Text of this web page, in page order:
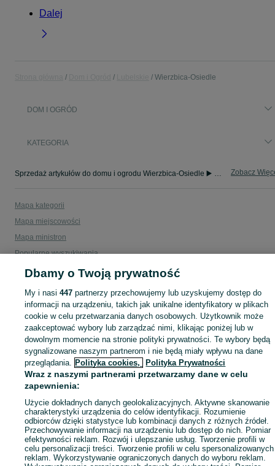
Dalej
Wierzbica-Osiedle
DOM I OGRÓD
KATEGORIA
Sprzedaż artykułów do domu i ogrodu Wierzbica-Osiedle ▶️ Szeroki wybór modeli i materiałów ✅ Nowe i używane w atrakcyjnych cenach ☝ Sprawdź oferty na OLX.pl! Zobacz
Mapa kategorii
Mapa miejscowości
Mapa ministron
Popularne wyszukiwania
Dbamy o Twoją prywatność
My i nasi447 partnerzy przechowujemy lub uzyskujemy dostęp do
informacji na urządzeniu, takich jak unikalne identyfikatory w plikach
cookie w celu przetwarzania danych osobowych. Użytkownik może
zaakceptować wybory lub zarządzać nimi, klikając poniżej lub w
dowolnym momencie na stronie polityki prywatności. Te wybory będą
sygnalizowane naszym partnerom i nie będą miały wpływu na dane
przeglądania. Polityka cookies, Polityka Prywatności
Wraz z naszymi partnerami przetwarzamy dane w celu
zapewnienia:
Użycie dokładnych danych geolokalizacyjnych. Aktywne skanowanie
charakterystyki urządzenia do celów identyfikacji. Rozumienie
odbiorców dzięki statystyce lub kombinacji danych z różnych źródeł.
Przechowywanie informacji na urządzeniu lub dostęp do nich. Pomiar
efektywności reklam. Rozwój i ulepszanie usług. Tworzenie profili w
celu personalizacji treści. Tworzenie profili w celu spersonalizowanych
reklam. Wykorzystywanie ograniczonych danych do wyboru reklam.